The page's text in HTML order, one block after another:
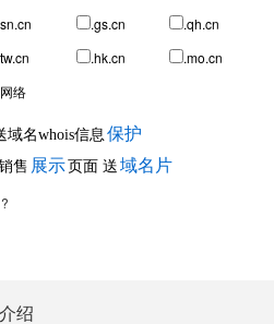
.gs.cn
.qh.cn
.hk.cn
.mo.cn
络
域名whois信息保护
售 展示页面 送 域名片
绍